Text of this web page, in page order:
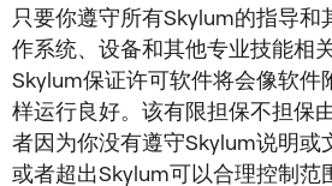
只要你遵守所有Skylum的指导和
作系统、设备和其他专业技能相
Skylum保证许可软件将会像软件
样运行良好。该有限担保不担保
者因为你没有遵守Skylum说明或
或者超出Skylum可以合理控制范